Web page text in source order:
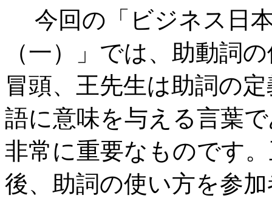
今回の「ビジネス日
（一）」では、助動詞
冒頭、王先生は助詞の
語に意味を与える言葉
非常に重要なものです
後、助詞の使い方を参